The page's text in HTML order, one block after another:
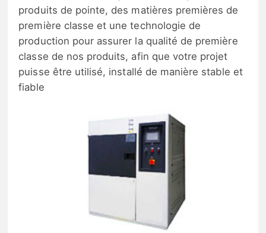
produits de pointe, des matières premières de
première classe et une technologie de
production pour assurer la qualité de première
classe de nos produits, afin que votre projet
puisse être utilisé, installé de manière stable et
fiable